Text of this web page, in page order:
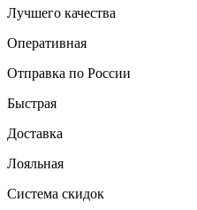
Лучшего качества
Оперативная
Отправка по России
Быстрая
Доставка
Лояльная
Система скидок